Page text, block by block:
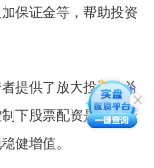
保证金等，帮助投资
提供了放大投资收益
下股票配资是，投资
健增值。